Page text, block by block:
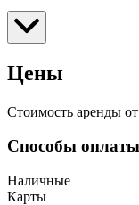
Цены
Стоимость аренды
Способы оплаты
Наличные
Карты